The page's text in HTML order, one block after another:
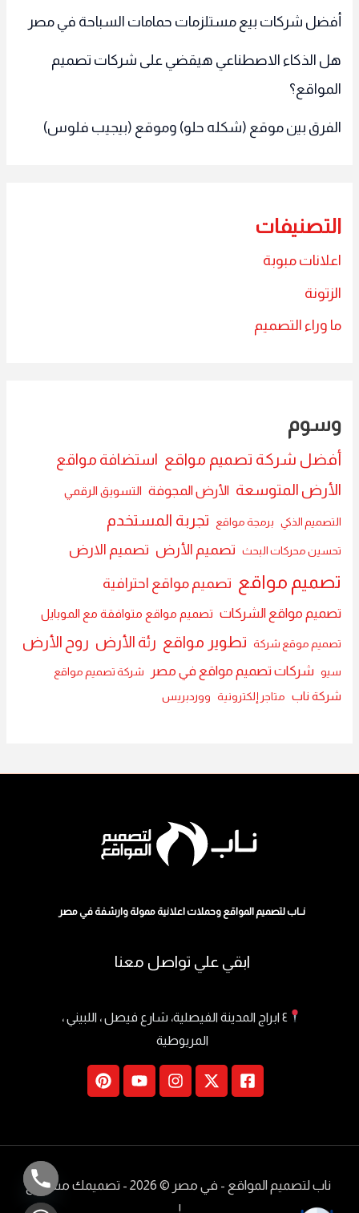
أفضل شركات بيع مستلزمات حمامات السباحة في مصر
هل الذكاء الاصطناعي هيقضي على شركات تصميم
المواقع؟
الفرق بين موقع (شكله حلو) وموقع (بيجيب فلوس)
التصنيفات
اعلانات مبوبة
الزتونة
ما وراء التصميم
وسوم
أفضل شركة تصميم مواقع استضافة مواقع
الأرض المتوسعة الأرض المجوفة التسويق الرقمي
التصميم الذكي برمجة مواقع تجربة المستخدم
تحسين محركات البحث تصميم الأرض تصميم الارض
تصميم مواقع تصميم مواقع احترافية
تصميم مواقع الشركات تصميم مواقع متوافقة مع الموبايل
تصميم موقع شركة تطوير مواقع رئة الأرض روح الأرض
سيو شركات تصميم مواقع في مصر شركة تصميم مواقع
شركة ناب متاجر إلكترونية ووردبريس
نــاب لتصميم المواقع وحملات اعلانية ممولة وارشفة في مصر
ابقي علي تواصل معنا
٤ ابراج المدينة الفيصلية، شارع فيصل ، اللبيني ،
المريوطية
ناب لتصميم المواقع - في مصر
© 2026 - تصميمك مسموع
!